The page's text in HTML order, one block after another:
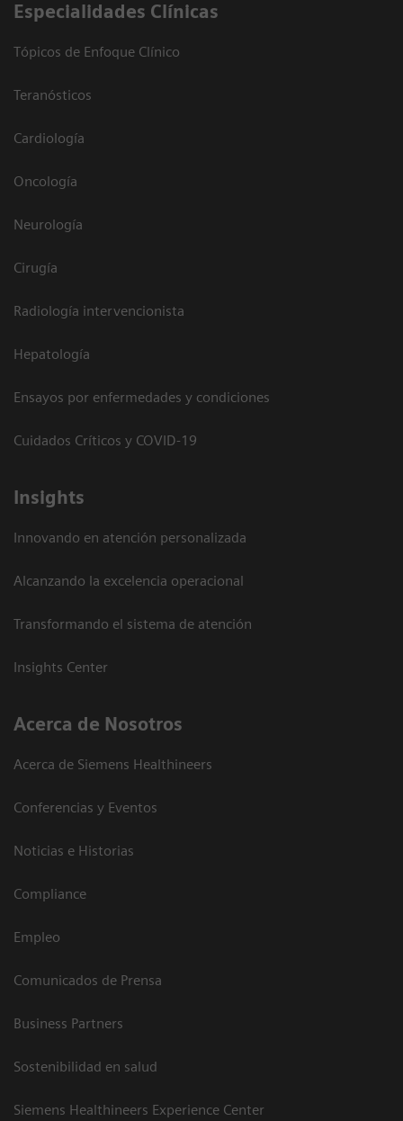
Especialidades Clínicas
Tópicos de Enfoque Clínico
Teranósticos
Cardiología
Oncología
Neurología
Cirugía
Radiología intervencionista
Hepatología
Ensayos por enfermedades y condiciones
Cuidados Críticos y COVID-19
Insights
Innovando en atención personalizada
Alcanzando la excelencia operacional
Transformando el sistema de atención
Insights Center
Acerca de Nosotros
Acerca de Siemens Healthineers
Conferencias y Eventos
Noticias e Historias
Compliance
Empleo
Comunicados de Prensa
Business Partners
Sostenibilidad en salud
Siemens Healthineers Experience Center